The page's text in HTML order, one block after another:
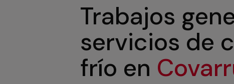
Trabajos
servicios de
frío en